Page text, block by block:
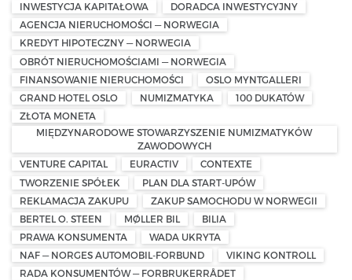
INWESTYCJA KAPITAŁOWA
DORADCA INWESTYCYJNY
AGENCJA NIERUCHOMOŚCI — NORWEGIA
KREDYT HIPOTECZNY — NORWEGIA
OBRÓT NIERUCHOMOŚCIAMI — NORWEGIA
FINANSOWANIE NIERUCHOMOŚCI
OSLO MYNTGALLERI
GRAND HOTEL OSLO
NUMIZMATYKA
100 DUKATÓW
ZŁOTA MONETA
MIĘDZYNARODOWE STOWARZYSZENIE NUMIZMATYKÓW
ZAWODOWYCH
VENTURE CAPITAL
EURACTIV
CONTEXTE
TWORZENIE SPÓŁEK
PLAN DLA START-UPÓW
REKLAMACJA ZAKUPU
ZAKUP SAMOCHODU W NORWEGII
BERTEL O. STEEN
MØLLER BIL
BILIA
PRAWA KONSUMENTA
WADA UKRYTA
NAF — NORGES AUTOMOBIL-FORBUND
VIKING KONTROLL
RADA KONSUMENTÓW — FORBRUKERRÅDET